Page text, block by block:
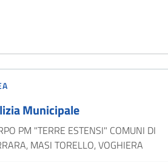
Municipale
PM "TERRE ESTENSI" COMUNI DI
MASI TORELLO, VOGHIERA